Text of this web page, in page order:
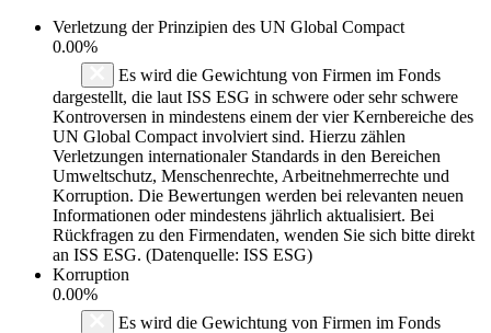
Verletzung der Prinzipien des UN Global Compact
0.00%
Es wird die Gewichtung von Firmen im Fonds
dargestellt, die laut ISS ESG in schwere oder sehr schwere
Kontroversen in mindestens einem der vier Kernbereiche des
UN Global Compact involviert sind. Hierzu zählen
Verletzungen internationaler Standards in den Bereichen
Umweltschutz, Menschenrechte, Arbeitnehmerrechte und
Korruption. Die Bewertungen werden bei relevanten neuen
Informationen oder mindestens jährlich aktualisiert. Bei
Rückfragen zu den Firmendaten, wenden Sie sich bitte direkt
an ISS ESG. (Datenquelle: ISS ESG)
Korruption
0.00%
Es wird die Gewichtung von Firmen im Fonds